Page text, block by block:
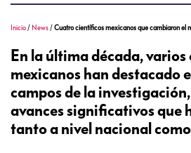
Inicio / News /Cuatro científicos mexicanos que cambiaron el
En la última década,
mexicanos han destacado
campos de la
avances significativos que
tanto a nivel nacional